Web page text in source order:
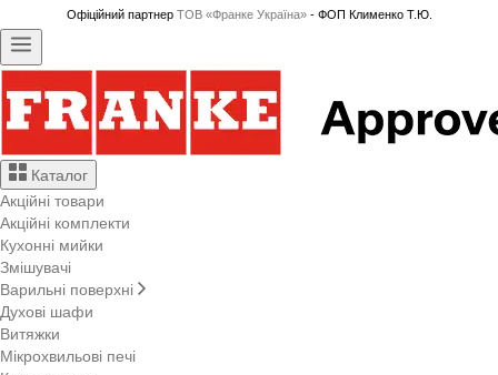
Офіційний партнер ТОВ «Франке Україна»- ФОП Клименко Т.Ю.
Каталог
Акційні товари
Акційні комплекти
Кухонні мийки
Змішувачі
Варильні поверхні
Духові шафи
Витяжки
Мікрохвильові печі